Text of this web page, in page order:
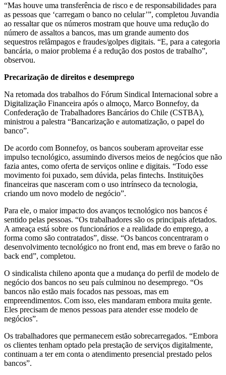
“Mas houve uma transferência de risco e de responsabilidades para
as pessoas que ‘carregam o banco no celular’”, completou Juvandia
ao ressaltar que os números mostram que houve uma redução do
número de assaltos a bancos, mas um grande aumento dos
sequestros relâmpagos e fraudes/golpes digitais. “E, para a categoria
bancária, o maior problema é a redução dos postos de trabalho”,
observou.
Precarização de direitos e desemprego
Na retomada dos trabalhos do Fórum Sindical Internacional sobre a
Digitalização Financeira após o almoço, Marco Bonnefoy, da
Confederação de Trabalhadores Bancários do Chile (CSTBA),
ministrou a palestra “Bancarização e automatização, o papel do
banco”.
De acordo com Bonnefoy, os bancos souberam aproveitar esse
impulso tecnológico, assumindo diversos meios de negócios que não
fazia antes, como oferta de serviços online e digitais. “Todo esse
movimento foi puxado, sem dúvida, pelas fintechs. Instituições
financeiras que nasceram com o uso intrínseco da tecnologia,
criando um novo modelo de negócio”.
Para ele, o maior impacto dos avanços tecnológico nos bancos é
sentido pelas pessoas. “Os trabalhadores são os principais afetados.
A ameaça está sobre os funcionários e a realidade do emprego, a
forma como são contratados”, disse. “Os bancos concentraram o
desenvolvimento tecnológico no front end, mas em breve o farão no
back end”, completou.
O sindicalista chileno aponta que a mudança do perfil de modelo de
negócio dos bancos no seu país culminou no desemprego. “Os
bancos não estão mais focados nas pessoas, mas em
empreendimentos. Com isso, eles mandaram embora muita gente.
Eles precisam de menos pessoas para atender esse modelo de
negócios”.
Os trabalhadores que permanecem estão sobrecarregados. “Embora
os clientes tenham optado pela prestação de serviços digitalmente,
continuam a ter em conta o atendimento presencial prestado pelos
bancos”.